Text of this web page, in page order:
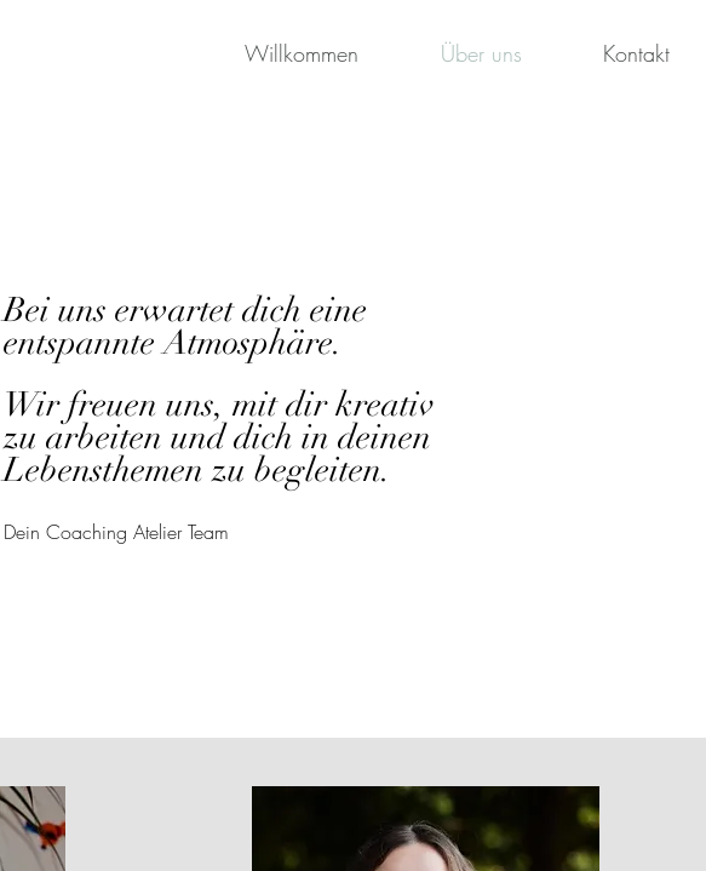
Willkommen Über uns Kontakt
Bei uns erwartet dich eine
entspannte Atmosphäre.
Wir freuen uns, mit dir kreativ
zu arbeiten und dich in deinen
Lebensthemen zu begleiten.
Dein Coaching Atelier Team